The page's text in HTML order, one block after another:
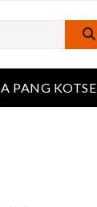
ang menu
PANG KOTSE